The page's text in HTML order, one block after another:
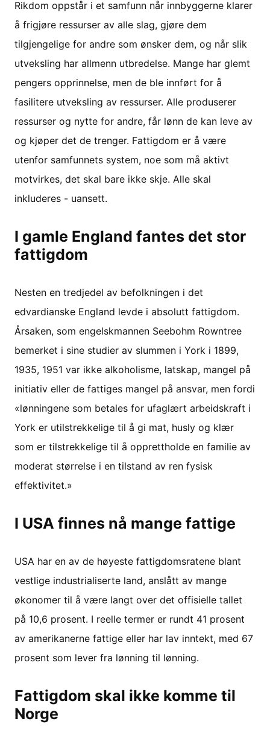
Rikdom oppstår i et samfunn når innbyggerne klarer
å frigjøre ressurser av alle slag, gjøre dem
tilgjengelige for andre som ønsker dem, og når slik
utveksling har allmenn utbredelse. Mange har glemt
pengers opprinnelse, men de ble innført for å
fasilitere utveksling av ressurser. Alle produserer
ressurser og nytte for andre, får lønn de kan leve av
og kjøper det de trenger. Fattigdom er å være
utenfor samfunnets system, noe som må aktivt
motvirkes, det skal bare ikke skje. Alle skal
inkluderes - uansett.
I gamle England fantes det stor
fattigdom
Nesten en tredjedel av befolkningen i det
edvardianske England levde i absolutt fattigdom.
Årsaken, som engelskmannen Seebohm Rowntree
bemerket i sine studier av slummen i York i 1899,
1935, 1951 var ikke alkoholisme, latskap, mangel på
initiativ eller de fattiges mangel på ansvar, men fordi
«lønningene som betales for ufaglært arbeidskraft i
York er utilstrekkelige til å gi mat, husly og klær
som er tilstrekkelige til å opprettholde en familie av
moderat størrelse i en tilstand av ren fysisk
effektivitet.»
I USA finnes nå mange fattige
USA har en av de høyeste fattigdomsratene blant
vestlige industrialiserte land, anslått av mange
økonomer til å være langt over det offisielle tallet
på 10,6 prosent. I reelle termer er rundt 41 prosent
av amerikanerne fattige eller har lav inntekt, med 67
prosent som lever fra lønning til lønning.
Fattigdom skal ikke komme til
Norge